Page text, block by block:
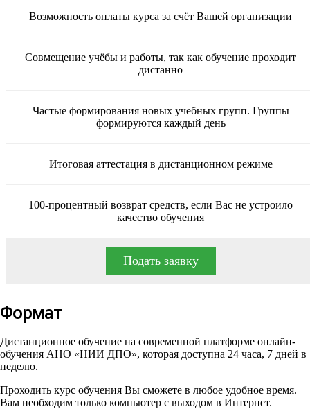
Возможность оплаты курса за счёт Вашей организации
Совмещение учёбы и работы, так как обучение проходит
дистанно
Частые формирования новых учебных групп. Группы
формируются каждый день
Итоговая аттестация в дистанционном режиме
100-процентный возврат средств, если Вас не устроило
качество обучения
Подать заявку
Формат
Дистанционное обучение на современной платформе онлайн-
обучения АНО «НИИ ДПО», которая доступна 24 часа, 7 дней в
неделю.
Проходить курс обучения Вы сможете в любое удобное время.
Вам необходим только компьютер с выходом в Интернет.